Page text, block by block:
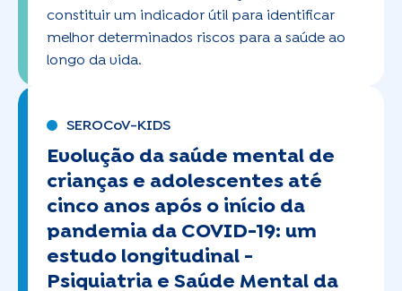
constituir um indicador útil para identificar
melhor determinados riscos para a saúde ao
longo da vida.
SEROCoV-KIDS
Evolução da saúde mental de
crianças e adolescentes até
cinco anos após o início da
pandemia da COVID-19: um
estudo longitudinal -
Psiquiatria e Saúde Mental da